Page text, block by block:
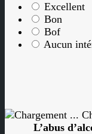
Excellent
Bon
Bof
Aucun
L’abus